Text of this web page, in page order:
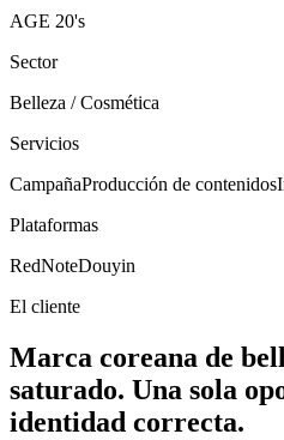
AGE 20's
Sector
Belleza / Cosmética
Servicios
CampañaProducción de contenidos
Plataformas
RedNoteDouyin
El cliente
Marca coreana de
saturado. Una sola
identidad correcta.